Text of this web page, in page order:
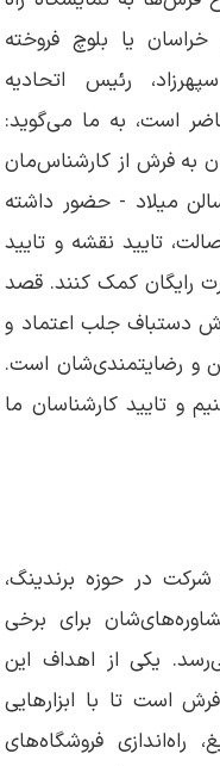
یا بلوچ فروخته
رئیس اتحادیه
است، به ما می‌گوید:
به فرش از کارشناس‌مان
در غرفه اتحادیه غرفه ۲۹ سالن میلاد - حضور داشته
تایید نقشه و تایید
رایگان کمک کنند. قصد
دستباف جلب اعتماد و
و رضایتمندی‌شان است.
و تایید کارشناسان ما
در حوزه برندینگ،
برای برخی
یکی از اهداف این
است تا با ابزارهایی
فروشگاه‌های